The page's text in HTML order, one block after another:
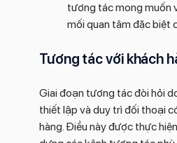
tương tác mong muốn
mối quan tâm đặc biệt
Tương tác với khách
Giai đoạn tương tác đòi hỏi
thiết lập và duy trì đối thoại
hàng. Điều này được thực